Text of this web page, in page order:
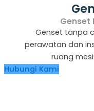
Genset
Genset tanpa
perawatan dan
ruang
Hubungi Kami